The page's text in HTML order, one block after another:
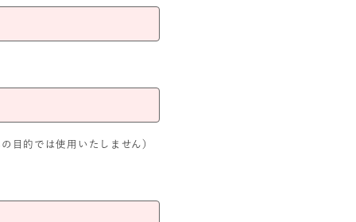
目的では使用いたしません）